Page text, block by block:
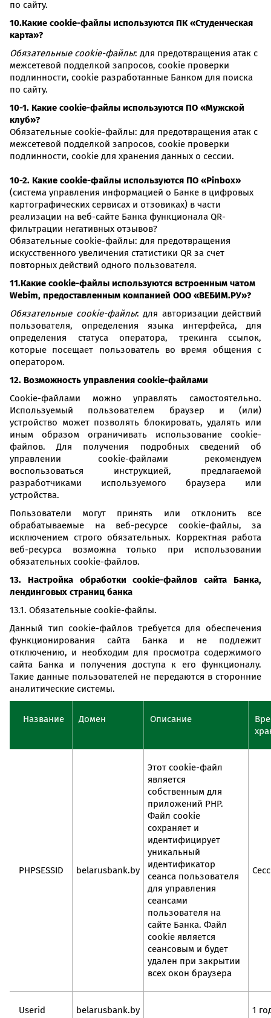
по сайту.
10.Какие cookie-файлы используются ПК «Студенческая
карта»?
Обязательные cookie-файлы: для предотвращения атак с
межсетевой подделкой запросов, cookie проверки
подлинности, cookie разработанные Банком для поиска
по сайту.
10-1. Какие cookie-файлы используются ПО «Мужской
клуб»?
Обязательные cookie-файлы: для предотвращения атак с
межсетевой подделкой запросов, cookie проверки
подлинности, cookie для хранения данных о сессии.
10-2. Какие cookie-файлы используются ПО «Pinbox»
(система управления информацией о Банке в цифровых
картографических сервисах и отзовиках) в части
реализации на веб-сайте Банка функционала QR-
фильтрации негативных отзывов?
Обязательные cookie-файлы: для предотвращения
искусственного увеличения статистики QR за счет
повторных действий одного пользователя.
11.Какие cookie-файлы используются встроенным чатом
Webim, предоставленным компанией ООО «ВЕБИМ.РУ»?
Обязательные cookie-файлы: для авторизации действий
пользователя, определения языка интерфейса, для
определения статуса оператора, трекинга ссылок,
которые посещает пользователь во время общения с
оператором.
12. Возможность управления cookie-файлами
Cookie-файлами можно управлять самостоятельно.
Используемый пользователем браузер и (или)
устройство может позволять блокировать, удалять или
иным образом ограничивать использование cookie-
файлов. Для получения подробных сведений об
управлении cookie-файлами рекомендуем
воспользоваться инструкцией, предлагаемой
разработчиками используемого браузера или
устройства.
Пользователи могут принять или отклонить все
обрабатываемые на веб-ресурсе cookie-файлы, за
исключением строго обязательных. Корректная работа
веб-ресурса возможна только при использовании
обязательных cookie-файлов.
13. Настройка обработки cookie-файлов сайта Банка,
лендинговых страниц банка
13.1. Обязательные cookie-файлы.
Данный тип cookie-файлов требуется для обеспечения
функционирования сайта Банка и не подлежит
отключению, и необходим для просмотра содержимого
сайта Банка и получения доступа к его функционалу.
Такие данные пользователей не передаются в сторонние
аналитические системы.
Название Домен Описание
PHPSESSID belarusbank.by
Этот cookie-файл
является
собственным для
приложений PHP.
Файл cookie
сохраняет и
идентифицирует
уникальный
идентификатор
сеанса пользователя
для управления
сеансами
пользователя на
сайте Банка. Файл
cookie является
сеансовым и будет
удален при закрытии
всех окон браузера
Userid belarusbank.by 1